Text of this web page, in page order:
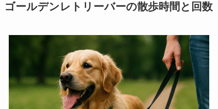
ゴールデンレトリーバーの散歩時間と回数